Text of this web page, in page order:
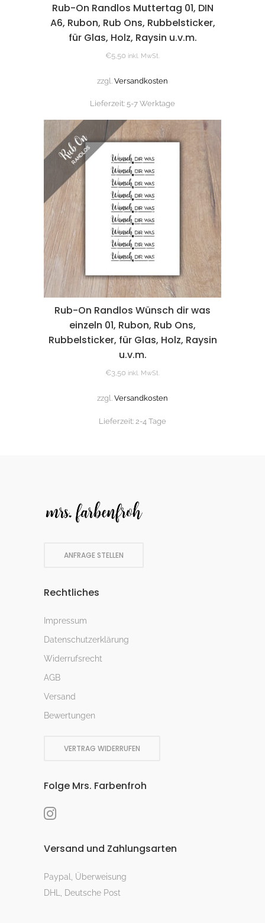
Rub-On Randlos Muttertag 01, DIN
A6, Rubon, Rub Ons, Rubbelsticker,
für Glas, Holz, Raysin u.v.m.
€5,50 inkl. MwSt.
zzgl. Versandkosten
Lieferzeit: 5-7 Werktage
Rub-On Randlos Wünsch dir was
einzeln 01, Rubon, Rub Ons,
Rubbelsticker, für Glas, Holz, Raysin
u.v.m.
€3,50 inkl. MwSt.
zzgl. Versandkosten
Lieferzeit: 2-4 Tage
ANFRAGE STELLEN
Rechtliches
Impressum
Datenschutzerklärung
Widerrufsrecht
AGB
Versand
Bewertungen
VERTRAG WIDERRUFEN
Folge Mrs. Farbenfroh
Versand und Zahlungsarten
Paypal, Überweisung
DHL, Deutsche Post